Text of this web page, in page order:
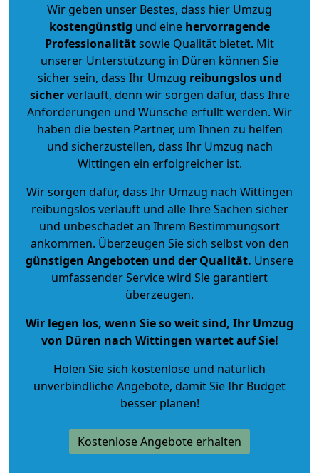
Wir geben unser Bestes, dass hier Umzug
kostengünstig und eine hervorragende
Professionalitätsowie Qualität bietet. Mit
unserer Unterstützung in Düren können Sie
sicher sein, dass Ihr Umzug reibungslos und
sicherverläuft, denn wir sorgen dafür, dass Ihre
Anforderungen und Wünsche erfüllt werden. Wir
haben die besten Partner, um Ihnen zu helfen
und sicherzustellen, dass Ihr Umzug nach
Wittingen ein erfolgreicher ist.
Wir sorgen dafür, dass Ihr Umzug nach Wittingen
reibungslos verläuft und alle Ihre Sachen sicher
und unbeschadet an Ihrem Bestimmungsort
ankommen. Überzeugen Sie sich selbst von den
günstigen Angeboten und der Qualität. Unsere
umfassender Service wird Sie garantiert
überzeugen.
Wir legen los, wenn Sie so weit sind, Ihr Umzug
von Düren nach Wittingen wartet auf Sie!
Holen Sie sich kostenlose und natürlich
unverbindliche Angebote, damit Sie Ihr Budget
besser planen!
Kostenlose Angebote erhalten